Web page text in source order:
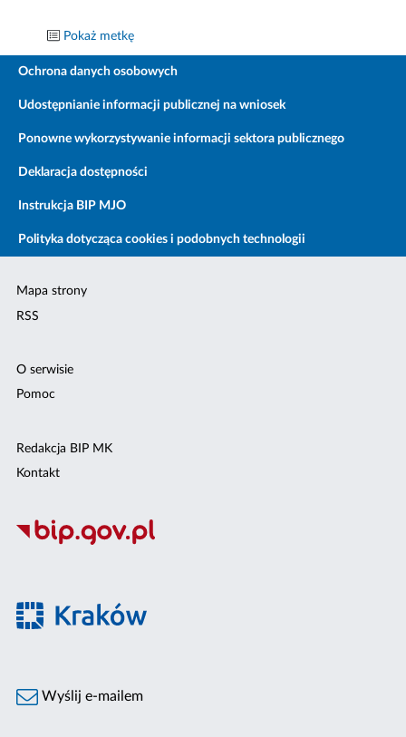
Pokaż metkę
Ochrona danych osobowych
Udostępnianie informacji publicznej na wniosek
Ponowne wykorzystywanie informacji sektora publicznego
Deklaracja dostępności
Instrukcja BIP MJO
Polityka dotycząca cookies i podobnych technologii
Mapa strony
RSS
O serwisie
Pomoc
Redakcja BIP MK
Kontakt
Wyślij e-mailem